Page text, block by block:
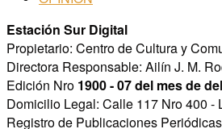
Estación Sur Digital
Propietario: Centro de Cultura y
Directora Responsable: Ailín J. M.
Edición Nro 1900 - 07 del mes de
Domicilio Legal: Calle 117 Nro 400 -
Registro de Publicaciones